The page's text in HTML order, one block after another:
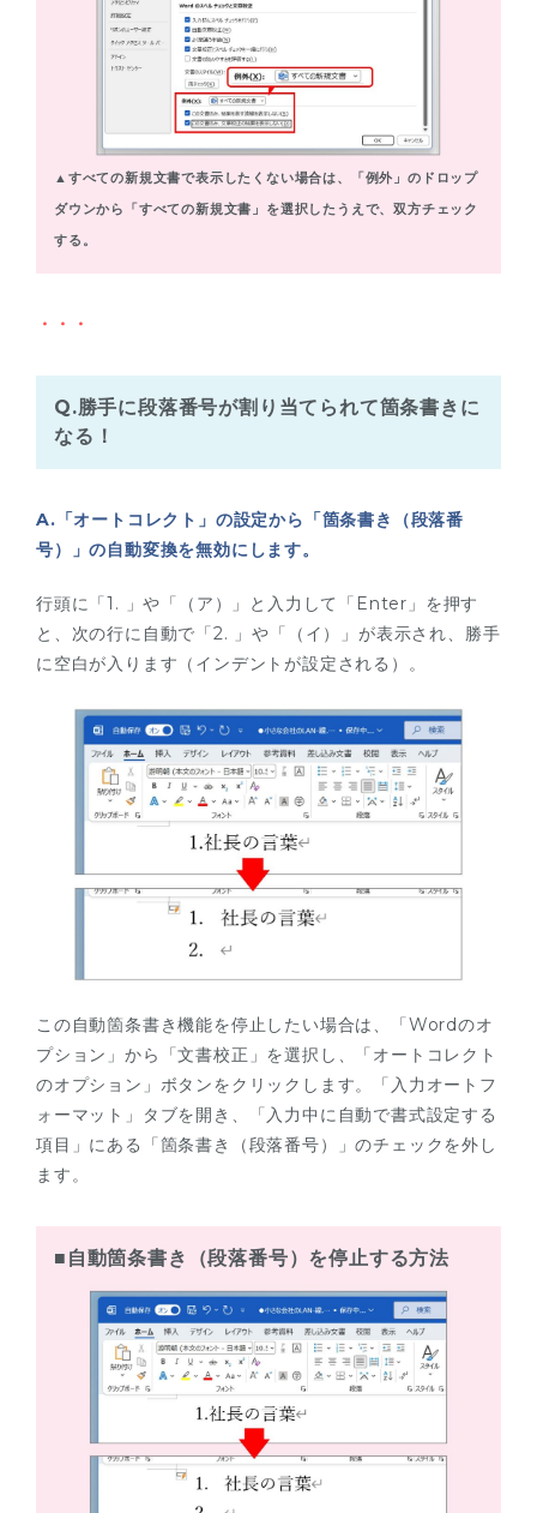
▲すべての新規文書で表示したくない場合は、「例外」のドロップ
ダウンから「すべての新規文書」を選択したうえで、双方チェック
する。
・・・
Q.勝手に段落番号が割り当てられて箇条書きに
なる！
A.「オートコレクト」の設定から「箇条書き（段落番
号）」の自動変換を無効にします。
行頭に「1. 」や「（ア）」と入力して「Enter」を押す
と、次の行に自動で「2. 」や「（イ）」が表示され、勝手
に空白が入ります（インデントが設定される）。
この自動箇条書き機能を停止したい場合は、「Wordのオ
プション」から「文書校正」を選択し、「オートコレクト
のオプション」ボタンをクリックします。「入力オートフ
ォーマット」タブを開き、「入力中に自動で書式設定する
項目」にある「箇条書き（段落番号）」のチェックを外し
ます。
■自動箇条書き（段落番号）を停止する方法